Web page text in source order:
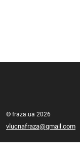
© fraza.ua 2026
vlucnafraza@gmail.com